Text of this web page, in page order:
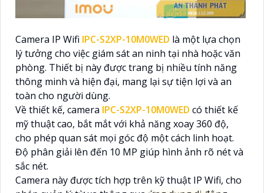
Camera IP Wifi IPC-S2XP-10M0WED là một lựa chọn
lý tưởng cho việc giám sát an ninh tại nhà hoặc văn
phòng. Thiết bị này được trang bị nhiều tính năng
thông minh và hiện đại, mang lại sự tiện lợi và an
toàn cho người dùng.
Về thiết kế, camera IPC-S2XP-10M0WED có thiết kế
mỹ thuật cao, bắt mắt với khả năng xoay 360 độ,
cho phép quan sát mọi góc độ một cách linh hoạt.
Độ phân giải lên đến 10 MP giúp hình ảnh rõ nét và
sắc nét.
Camera này được tích hợp trên kỹ thuật IP Wifi, cho